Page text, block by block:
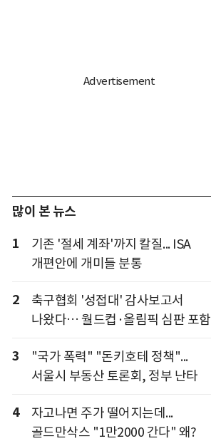
많이 본 뉴스
1
기존 '절세 계좌'까지 칼질... ISA
개편안에 개미들 분통
2
축구협회 '성접대' 감사보고서
나왔다… 월드컵·올림픽 심판 포함
3
"국가 폭력" "돈키호테 정책"...
서울시 부동산 토론회, 정부 난타
4
자고나면 주가 떨어지는데...
골드만삭스 "1만2000 간다" 왜?